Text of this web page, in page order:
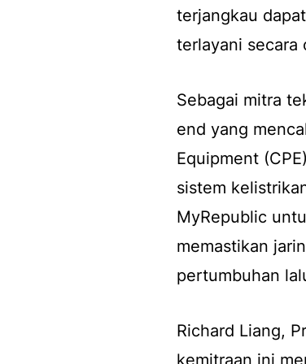
terjangkau
terlayani secara
Sebagai mitra
end yang
Equipment
sistem
MyRepublic
memastikan
pertumbuhan
Richard Liang,
kemitraan ini